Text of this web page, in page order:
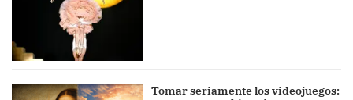
Tomar seriamente los videojuegos: